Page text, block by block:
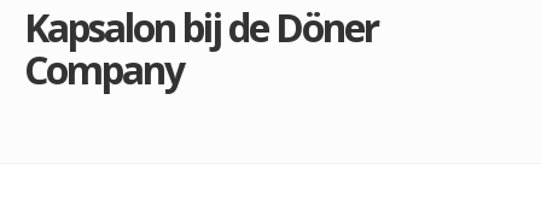
Kapsalon bij de Döner
Company